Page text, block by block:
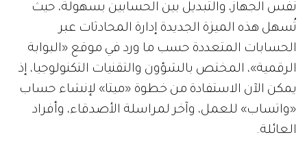
نفس الجهاز، والتبديل بين الحسابين بسهولة، حيث
تُسهل هذه الميزة الجديدة إدارة المحادثات عبر
الحسابات المتعددة حسب ما ورد في موقع «البوابة
الرقمية»، المختص بالشؤون والتقنيات التكنولوجيا، إذ
يمكن الآن الاستفادة من خطوة «ميتا» لإنشاء حساب
«واتساب» للعمل، وآخر لمراسلة الأصدقاء، وأفراد
العائلة.